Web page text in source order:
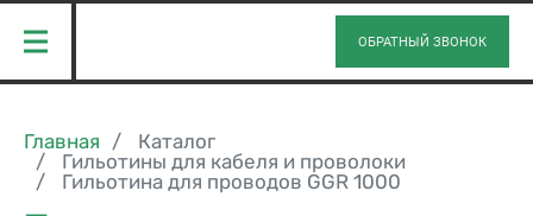
ОБРАТНЫЙ ЗВОНОК
Главная
Каталог
Гильотины для кабеля и проволоки
Гильотина для проводов GGR 1000